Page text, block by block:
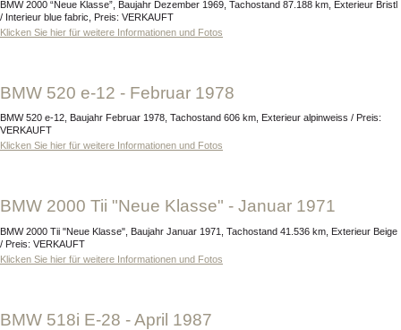
BMW 2000 “Neue Klasse”, Baujahr Dezember 1969, Tachostand 87.188 km, Exterieur Bristl
/ Interieur blue fabric, Preis: VERKAUFT
Klicken Sie hier für weitere Informationen und Fotos
BMW 520 e-12 - Februar 1978
BMW 520 e-12, Baujahr Februar 1978, Tachostand 606 km, Exterieur alpinweiss / Preis:
VERKAUFT
Klicken Sie hier für weitere Informationen und Fotos
BMW 2000 Tii "Neue Klasse" - Januar 1971
BMW 2000 Tii "Neue Klasse", Baujahr Januar 1971, Tachostand 41.536 km, Exterieur Beige
/ Preis: VERKAUFT
Klicken Sie hier für weitere Informationen und Fotos
BMW 518i E-28 - April 1987